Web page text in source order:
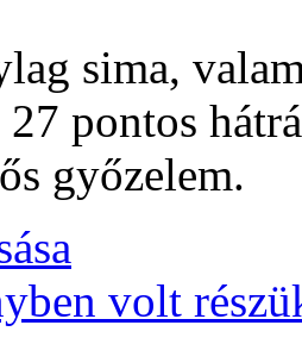
sima,
27 pontos
győzelem.
volt